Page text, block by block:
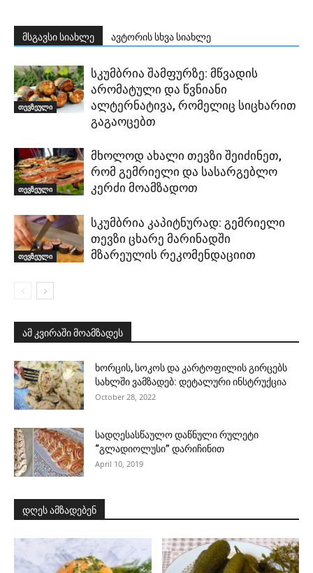
მსგავსი სიახლე ავტორის სხვა სიახლე
თევზეული
სკუმბრია შამფურზე: მწვადის
არომატული და წვნიანი
ალტერნატივა, რომელიც სიცხარით
გაგაოცებთ
თევზეული
მხოლოდ ახალი თევზი შეიძინეთ,
რომ გემრიელი და სასარგებლო
კერძი მოამზადოთ
თევზეული
სკუმბრია კაპიტნურად: გემრიელი
თევზი ცხარე მარინადში
მზარეულის რეკომენდაციით
ამ კვირაში მოამზადეს
ხორცის, სოკოს და კარტოფილის გირცებს
სახლში ვამზადებ: დეტალური ინსტრუქცია
October 28, 2022
სადღესასწაულო დაწნული რულეტი
“გლადიოლუსი” დარიჩინით
April 10, 2019
დღეს ამზადებენ